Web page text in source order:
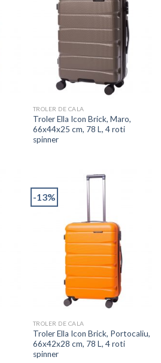
TROLER DE CALA
Troler Ella Icon Brick, Maro,
66x44x25 cm, 78 L, 4 roti
spinner
-13%
TROLER DE CALA
Troler Ella Icon Brick, Portocaliu,
66x42x28 cm, 78 L, 4 roti
spinner